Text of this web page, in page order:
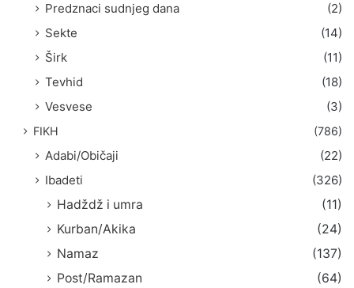
Predznaci sudnjeg dana
(2)
Sekte
(14)
Širk
(11)
Tevhid
(18)
Vesvese
(3)
FIKH (786)
Adabi/Običaji
(22)
Ibadeti
(326)
Hadždž i umra
(11)
Kurban/Akika
(24)
Namaz
(137)
Post/Ramazan
(64)